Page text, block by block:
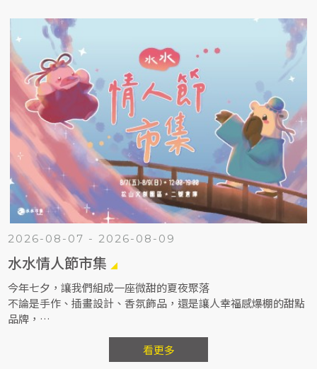
2026-08-07 - 2026-08-09
水水情人節市集
今年七夕，讓我們組成一座微甜的夏夜聚落
不論是手作、插畫設計、香氛飾品，還是讓人幸福感爆棚的甜點
品牌，
都歡迎加入這場充滿心意的水水情人節市集！
看更多